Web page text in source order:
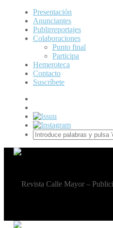
Presentación
Anunciantes
Publirreportajes
Colaboraciones
Punto final
Participa
Hemeroteca
Contacto
Suscríbete